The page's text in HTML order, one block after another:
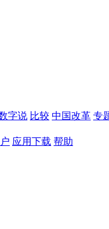
字说 比较 中国改革 专
应用下载 帮助